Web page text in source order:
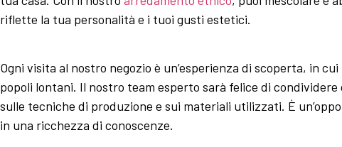
riflette la tua personalità e i tuoi gusti estetici.
Ogni visita al nostro negozio è un’esperienza di scoperta, in
popoli lontani. Il nostro team esperto sarà felice di
sulle tecniche di produzione e sui materiali utilizzati. È
in una ricchezza di conoscenze.